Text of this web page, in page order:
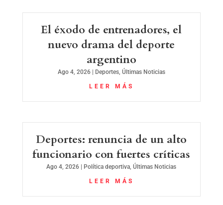
El éxodo de entrenadores, el
nuevo drama del deporte
argentino
Ago 4, 2026| Deportes, Últimas Noticias
LEER MÁS
Deportes: renuncia de un alto
funcionario con fuertes críticas
Ago 4, 2026 Política deportiva,Últimas Noticias
LEER MÁS